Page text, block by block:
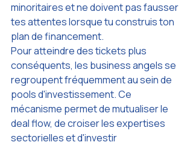
minoritaires et ne doivent pas fausser
tes attentes lorsque tu construis ton
plan de financement.
Pour atteindre des tickets plus
conséquents, les business angels se
regroupent fréquemment au sein de
pools d'investissement. Ce
mécanisme permet de mutualiser le
deal flow, de croiser les expertises
sectorielles et d'investir